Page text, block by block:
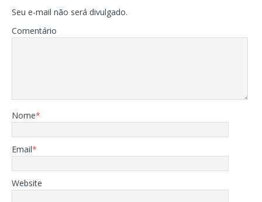
Seu e-mail não será divulgado.
Comentário
Nome*
Email*
Website